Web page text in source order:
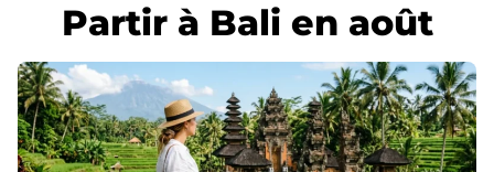
Partir à Bali en août